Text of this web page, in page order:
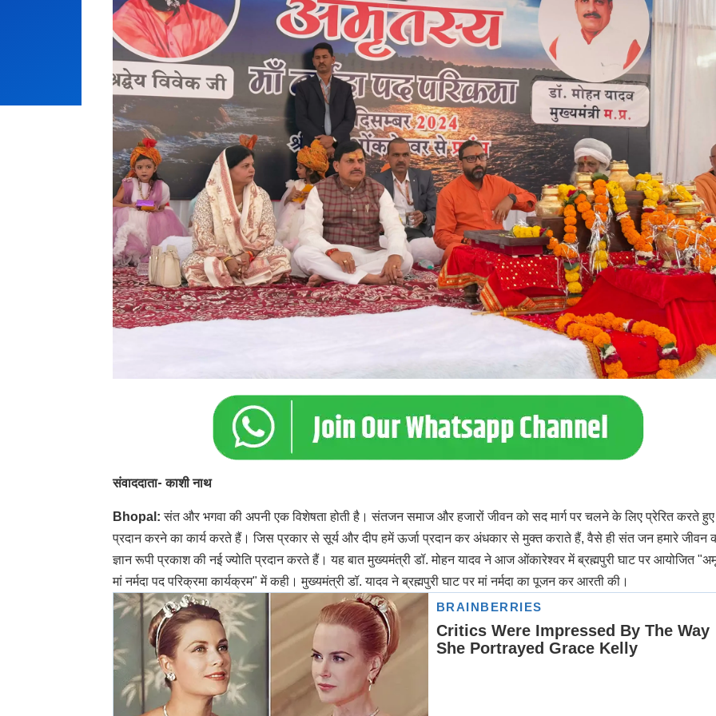
संवाददाता- काशी नाथ
Bhopal:संत और भगवा की अपनी एक विशेषता होती है। संतजन समाज और हजारों जीवन को सद मार्ग पर चलने के लिए प्रेरित करते हुए
प्रदान करने का कार्य करते हैं। जिस प्रकार से सूर्य और दीप हमें ऊर्जा प्रदान कर अंधकार से मुक्त कराते हैं, वैसे ही संत जन हमारे जीवन
ज्ञान रूपी प्रकाश की नई ज्योति प्रदान करते हैं। यह बात मुख्यमंत्री डॉ. मोहन यादव ने आज ओंकारेश्वर में ब्रह्मपुरी घाट पर आयोजित
मां नर्मदा पद परिक्रमा कार्यक्रम" में कही। मुख्यमंत्री डॉ. यादव ने ब्रह्मपुरी घाट पर मां नर्मदा का पूजन कर आरती की।